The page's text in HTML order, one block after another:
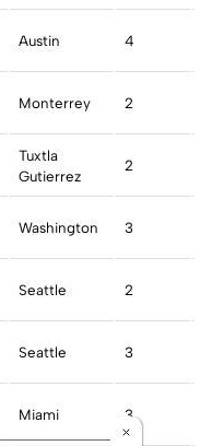
Austin 4
Monterrey 2
Tuxtla
Gutierrez
2
Washington 3
Seattle 2
Seattle 3
Miami 3